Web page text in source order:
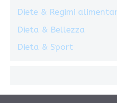
Diete & Regimi
Dieta & Bellezza
Dieta & Sport